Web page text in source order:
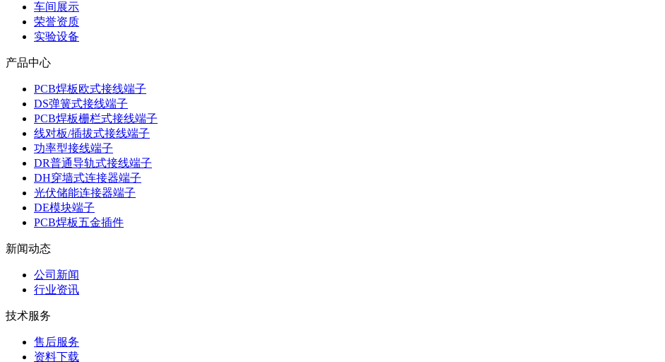
车间展示
荣誉资质
实验设备
产品中心
PCB焊板欧式接线端子
DS弹簧式接线端子
PCB焊板栅栏式接线端子
线对板/插拔式接线端子
功率型接线端子
DR普通导轨式接线端子
DH穿墙式连接器端子
光伏储能连接器端子
DE模块端子
PCB焊板五金插件
新闻动态
公司新闻
行业资讯
技术服务
售后服务
资料下载